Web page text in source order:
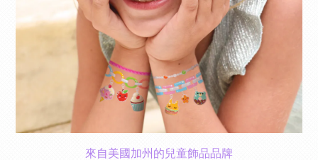
來自美國加州的兒童飾品品牌